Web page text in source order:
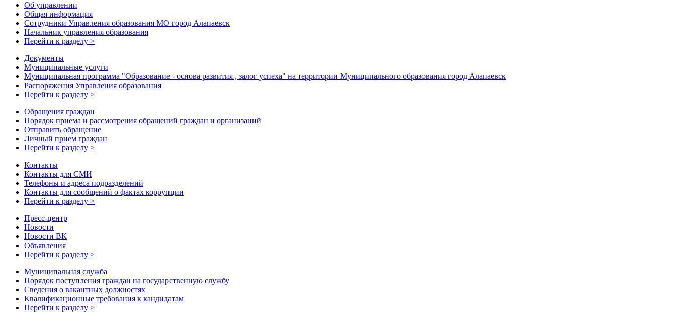
Об управлении
Общая информация
Сотрудники Управления образования МО город Алапаевск
Начальник управления образования
Перейти к разделу >
Документы
Муниципальные услуги
Муниципальная программа "Образование - основа развития , залог успеха" на территории Муниципального образования город Алапаевск
Распоряжения Управления образования
Перейти к разделу >
Обращения граждан
Порядок приема и рассмотрения обращений граждан и организаций
Отправить обращение
Личный прием граждан
Перейти к разделу >
Контакты
Контакты для СМИ
Телефоны и адреса подразделений
Контакты для сообщений о фактах коррупции
Перейти к разделу >
Пресс-центр
Новости
Новости ВК
Объявления
Перейти к разделу >
Муниципальная служба
Порядок поступления граждан на государственную службу
Сведения о вакантных должностях
Квалификационные требования к кандидатам
Перейти к разделу >